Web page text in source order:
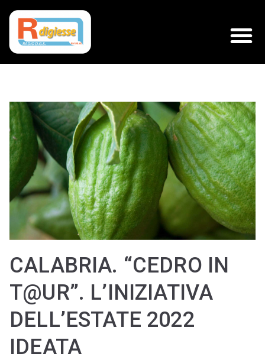
CALABRIA. “CEDRO IN
T@UR”. L’INIZIATIVA
DELL’ESTATE 2022
IDEATA